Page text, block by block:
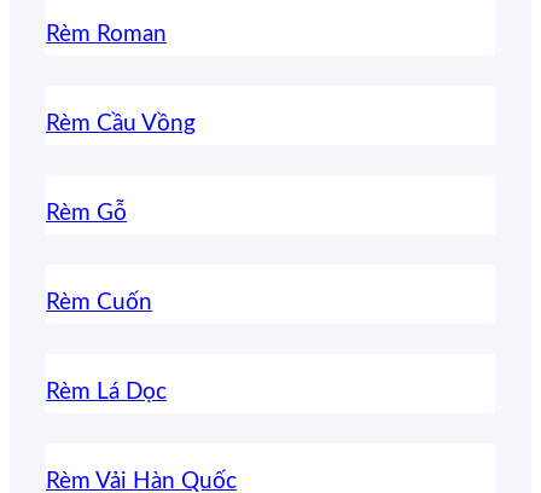
Rèm Roman
Rèm Cầu Vồng
Rèm Gỗ
Rèm Cuốn
Rèm Lá Dọc
Rèm Vải Hàn Quốc